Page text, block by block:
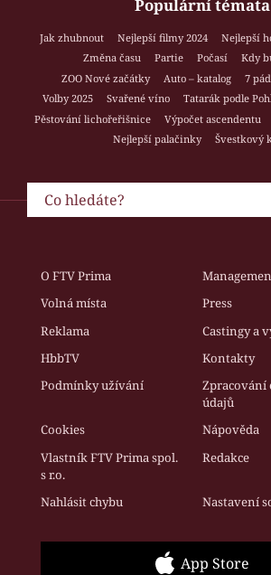
Populární témata
Jak zhubnout Nejlepší filmy 2024 Nejlepší
Změna času
Partie Počasí
Kdy
ZOO Nové začátky
Auto – katalog
7
Volby 2025
Svařené víno Tatarák podle
Pěstování lichořeřišnice
Výpočet ascendentu
Nejlepší palačinky
Švestkový
O FTV Prima
Volná místa
Press
Reklama
Castingy a
HbbTV
Kontakty
Podmínky užívání
Zpracování
údajů
Cookies
Nápověda
Vlastník FTV Prima spol.
s r.o.
Redakce
Nahlásit chybu Nastavení
App Store